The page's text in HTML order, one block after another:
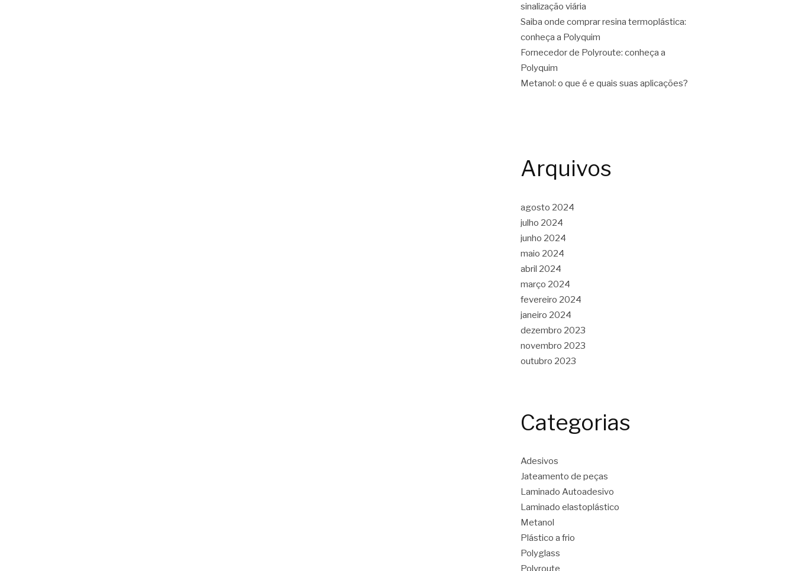
sinalização viária
Saiba onde comprar resina termoplástica:
conheça a Polyquim
Fornecedor de Polyroute: conheça a
Polyquim
Metanol: o que é e quais suas aplicações?
Arquivos
agosto 2024
julho 2024
junho 2024
maio 2024
abril 2024
março 2024
fevereiro 2024
janeiro 2024
dezembro 2023
novembro 2023
outubro 2023
Categorias
Adesivos
Jateamento de peças
Laminado Autoadesivo
Laminado elastoplástico
Metanol
Plástico a frio
Polyglass
Polyroute